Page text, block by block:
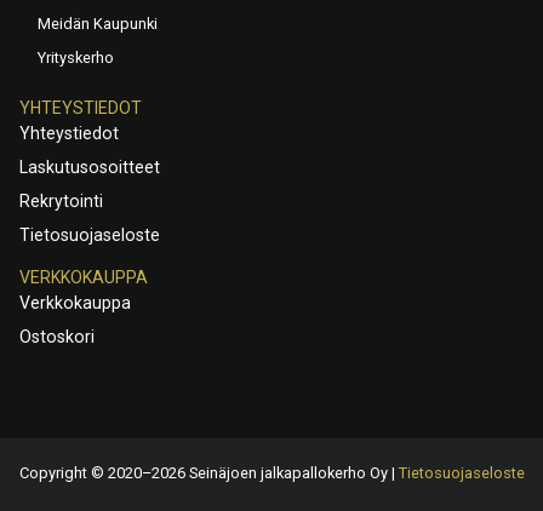
Meidän Kaupunki
Yrityskerho
YHTEYSTIEDOT
Yhteystiedot
Laskutusosoitteet
Rekrytointi
Tietosuojaseloste
VERKKOKAUPPA
Verkkokauppa
Ostoskori
Copyright © 2020–2026 Seinäjoen jalkapallokerho Oy | Tietosuojaseloste